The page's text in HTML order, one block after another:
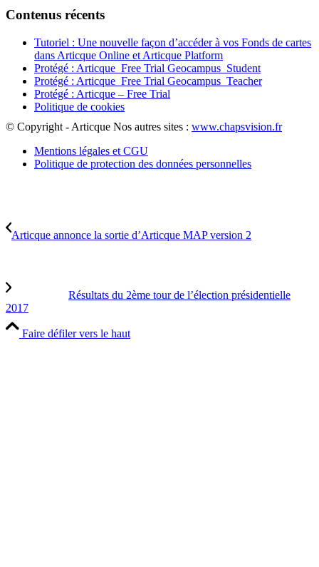
Contenus récents
Tutoriel : Une nouvelle façon d’accéder à vos Fonds de cartes
dans Articque Online et Articque Platform
Protégé : Articque_Free Trial Geocampus_Student
Protégé : Articque_Free Trial Geocampus_Teacher
Protégé : Articque – Free Trial
Politique de cookies
© Copyright - Articque Nos autres sites : www.chapsvision.fr
Mentions légales et CGU
Politique de protection des données personnelles
Articque annonce la sortie d’Articque MAP version 2
Résultats du 2ème tour de l’élection présidentielle
2017
Faire défiler vers le haut